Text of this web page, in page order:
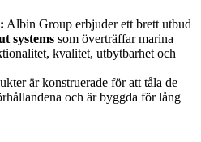
Albin Group erbjuder ett brett utbud
systems som överträffar marina
kvalitet, utbytbarhet och
är konstruerade för att tåla de
och är byggda för lång